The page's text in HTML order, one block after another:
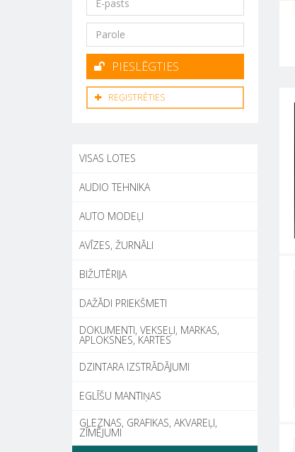
PIESLĒGTIES
REĢISTRĒTIES
VISAS LOTES
AUDIO TEHNIKA
AUTO MODEĻI
AVĪZES, ŽURNĀLI
BIŽUTĒRIJA
DAŽĀDI PRIEKŠMETI
DOKUMENTI, VEKSEĻI, MARKAS,
APLOKSNES, KARTES
DZINTARA IZSTRĀDĀJUMI
EGLĪŠU MANTIŅAS
GLEZNAS, GRAFIKAS, AKVAREĻI,
ZĪMĒJUMI